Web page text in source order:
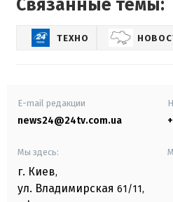
Связанные темы:
ТЕХНО
E-mail редакции
news24@24tv.com.ua
Мы здесь:
г. Киев,
ул. Владимирская 61/11,